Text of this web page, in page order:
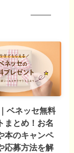
ベネッセ無料
まとめ！お名
本のキャンペ
応募方法を解